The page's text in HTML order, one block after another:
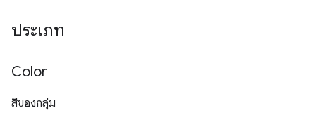
ประเภท
Color
สีของกลุ่ม